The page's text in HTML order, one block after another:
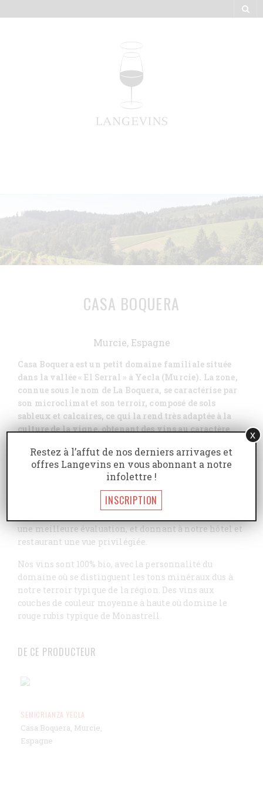
CASA BOQUERA
Murcie, Espagne
Casa Boquera est un petit domaine familiale située
dans la vallée « El Serral » à Yecla (Murcie). La zone,
connue sous le nom de La Boquera, se caractérise par
son microclimat et son terroir, composé de sols
sableux et calcaires, ce qui la rend très adaptée à la
culture de la vigne, obtenant des vins au caractère
Les variétés rouges sont : Monastrell, une variété
indigène de la région et le grand protagoniste de nos
vins. Petit Verdot, Syrah et Grenache Tintorera. La
superficie totale de nos vignobles est de 20 Ha, tous
une meilleure évaluation, et donnant à notre hôtel et
restaurant une vue privilégiée.
Nos vins sont 100% bio, avec la personnalité du
domaine où se distinguent les tons minéraux dus à
notre terroir typique de la région. Des vins aux
couches de couleur moyenne à haute où domine le
rouge rubis typique de Monastrell.
DE CE PRODUCTEUR
SEMICRIANZA YECLA
Casa Boquera, Murcie,
Espagne
Restez à l’affut de nos derniers arrivages et
offres Langevins en vous abonnant a notre
infolettre !
INSCRIPTION
x